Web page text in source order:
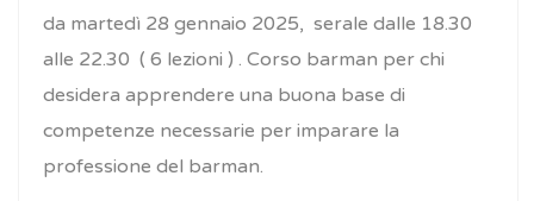
da martedì 28 gennaio 2025, serale dalle 18.30
alle 22.30 ( 6 lezioni ) . Corso barman per chi
desidera apprendere una buona base di
competenze necessarie per imparare la
professione del barman.